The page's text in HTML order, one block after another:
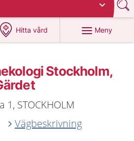
Hitta vård
på 1177.se
Meny
Stockholm,
1, STOCKHOLM
Vägbeskrivning